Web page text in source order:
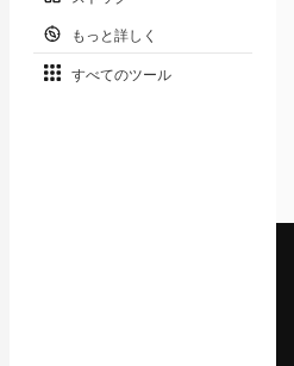
もっと詳しく
すべてのツール